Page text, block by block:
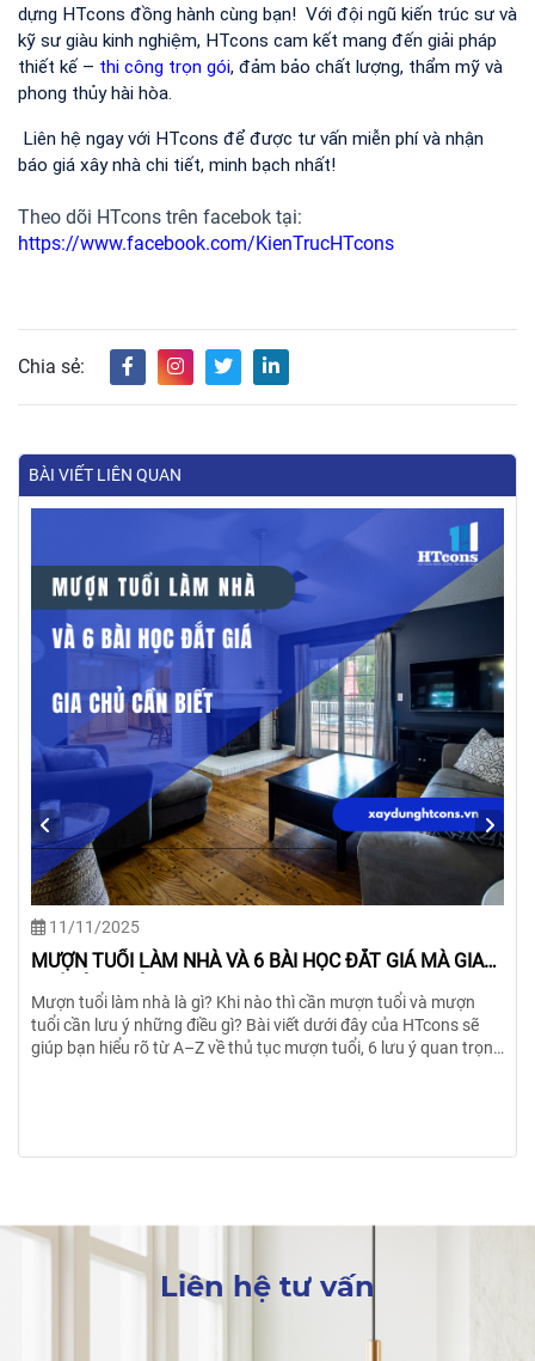
dựng HTcons đồng hành cùng bạn!  Với đội ngũ kiến trúc sư và
kỹ sư giàu kinh nghiệm, HTcons cam kết mang đến giải pháp
thiết kế – thi công trọn gói, đảm bảo chất lượng, thẩm mỹ và
phong thủy hài hòa.
Liên hệ ngay với HTcons để được tư vấn miễn phí và nhận
báo giá xây nhà chi tiết, minh bạch nhất!
Theo dõi HTcons trên facebok tại:
https://www.facebook.com/KienTrucHTcons
Chia sẻ:
BÀI VIẾT LIÊN QUAN
MÀ GIA
và mượn
HTcons sẽ
ý quan trọng
21/10/2025
NHẬP TRẠCH LÀ GÌ? CẦN CHUẨN BỊ GÌ KHI
TRẠCH NHÀ MỚI
mắc rất phổ biến, bởi lễ nhập trạch không chỉ là thủ
thống mà còn mang nhiều ý nghĩa tâm linh quan
dưới đây HTcons sẽ giúp giải đáp chi tiết nhập trạch
nghĩa của nghi lễ này và hướng dẫn thủ tục nhập
phong thủy, kèm theo những điều cần tránh để mọi
Liên hệ tư vấn